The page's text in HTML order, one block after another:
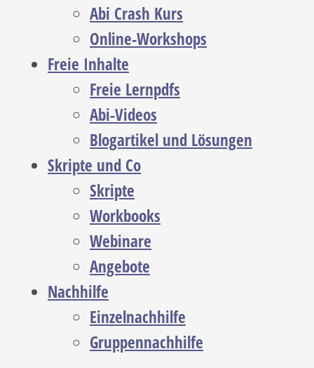
Abi Crash Kurs
Online-Workshops
Freie Inhalte
Freie Lernpdfs
Abi-Videos
Blogartikel und Lösungen
Skripte und Co
Skripte
Workbooks
Webinare
Angebote
Nachhilfe
Einzelnachhilfe
Gruppennachhilfe